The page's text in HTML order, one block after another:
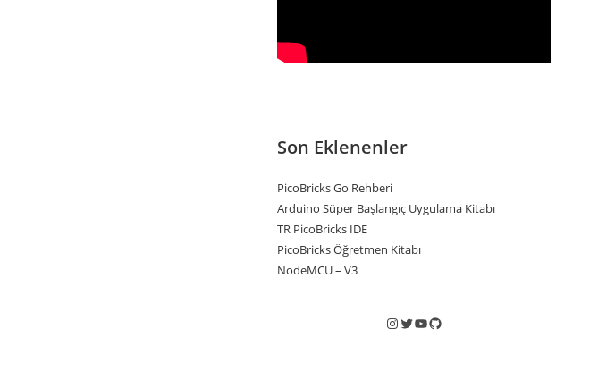
Son Eklenenler
PicoBricks Go Rehberi
Arduino Süper Başlangıç Uygulama Kitabı
TR PicoBricks IDE
PicoBricks Öğretmen Kitabı
NodeMCU – V3